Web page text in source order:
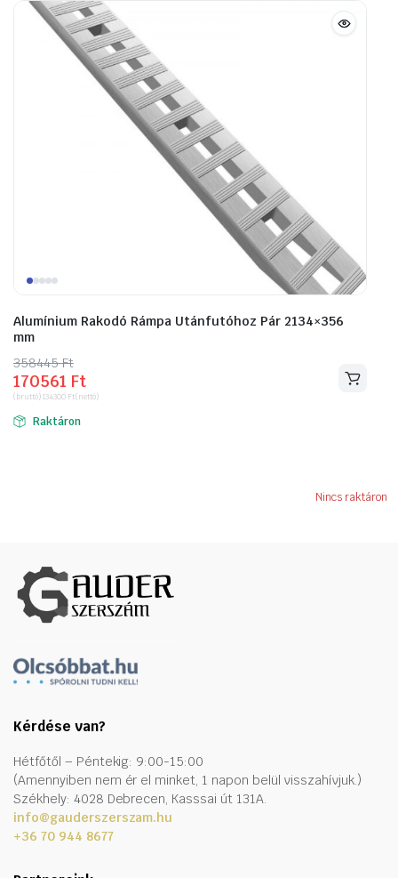
Alumínium Rakodó Rámpa Utánfutóhoz Pár 2134×356
mm
358445Ft
Original
price
was:
358445 Ft.
170561 Ft
Current
price
is:
170561 Ft.
(bruttó)134300 Ft(nettó)
Raktáron
Nincs raktáron
Kérdése van?
Hétfőtől – Péntekig: 9:00-15:00
(Amennyiben nem ér el minket, 1 napon belül visszahívjuk.)
Székhely: 4028 Debrecen, Kasssai út 131A.
info@gauderszerszam.hu
+36 70 944 8677